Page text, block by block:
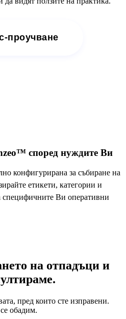
проучване
според нуждите Ви
конфигурирана за събиране на
етикети, категории и
специфичните Ви оперативни
на отпадъци и
пред които сте изправени.
обадим.